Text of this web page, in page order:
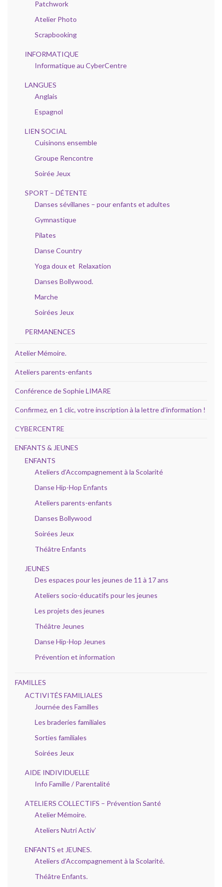
Patchwork
Atelier Photo
Scrapbooking
INFORMATIQUE
Informatique au CyberCentre
LANGUES
Anglais
Espagnol
LIEN SOCIAL
Cuisinons ensemble
Groupe Rencontre
Soirée Jeux
SPORT – DÉTENTE
Danses sévillanes – pour enfants et adultes
Gymnastique
Pilates
Danse Country
Yoga doux et Relaxation
Danses Bollywood.
Marche
Soirées Jeux
PERMANENCES
Atelier Mémoire.
Ateliers parents-enfants
Conférence de Sophie LIMARE
Confirmez, en 1 clic, votre inscription à la lettre d’information !
CYBERCENTRE
ENFANTS & JEUNES
ENFANTS
Ateliers d’Accompagnement à la Scolarité
Danse Hip-Hop Enfants
Ateliers parents-enfants
Danses Bollywood
Soirées Jeux
Théâtre Enfants
JEUNES
Des espaces pour les jeunes de 11 à 17 ans
Ateliers socio-éducatifs pour les jeunes
Les projets des jeunes
Théâtre Jeunes
Danse Hip-Hop Jeunes
Prévention et information
FAMILLES
ACTIVITÉS FAMILIALES
Journée des Familles
Les braderies familiales
Sorties familiales
Soirées Jeux
AIDE INDIVIDUELLE
Info Famille / Parentalité
ATELIERS COLLECTIFS – Prévention Santé
Atelier Mémoire.
Ateliers Nutri Activ’
ENFANTS et JEUNES.
Ateliers d’Accompagnement à la Scolarité.
Théâtre Enfants.